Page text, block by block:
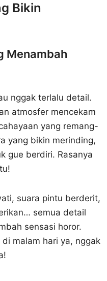
Bikin
Menambah
nggak terlalu detail.
atmosfer mencekam
yang remang-
yang bikin merinding,
gue berdiri. Rasanya
suara pintu berderit,
semua detail
sensasi horor.
malam hari ya, nggak